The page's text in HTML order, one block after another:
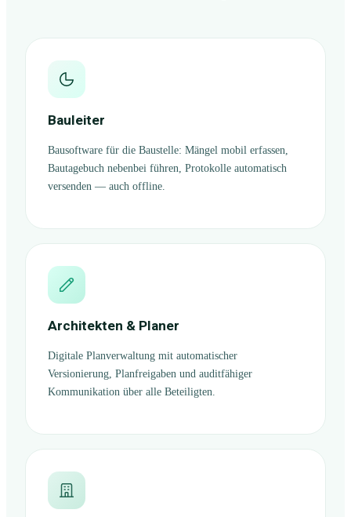
Bauleiter
Bausoftware für die Baustelle: Mängel mobil erfassen,
Bautagebuch nebenbei führen, Protokolle automatisch
versenden — auch offline.
Architekten & Planer
Digitale Planverwaltung mit automatischer
Versionierung, Planfreigaben und auditfähiger
Kommunikation über alle Beteiligten.